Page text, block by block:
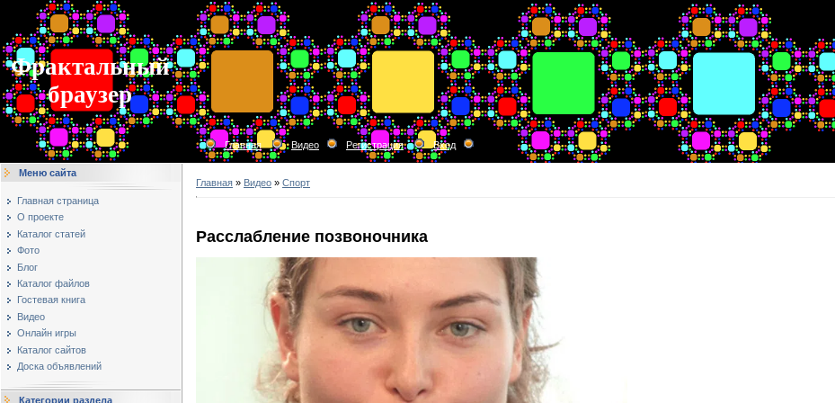
Фрактальный
браузер
Главная Видео Регистрация Вход
Меню сайта
Главная страница
О проекте
Каталог статей
Фото
Блог
Каталог файлов
Гостевая книга
Видео
Онлайн игры
Каталог сайтов
Доска объявлений
Категории раздела
Главная » Видео » Спорт
Расслабление позвоночника